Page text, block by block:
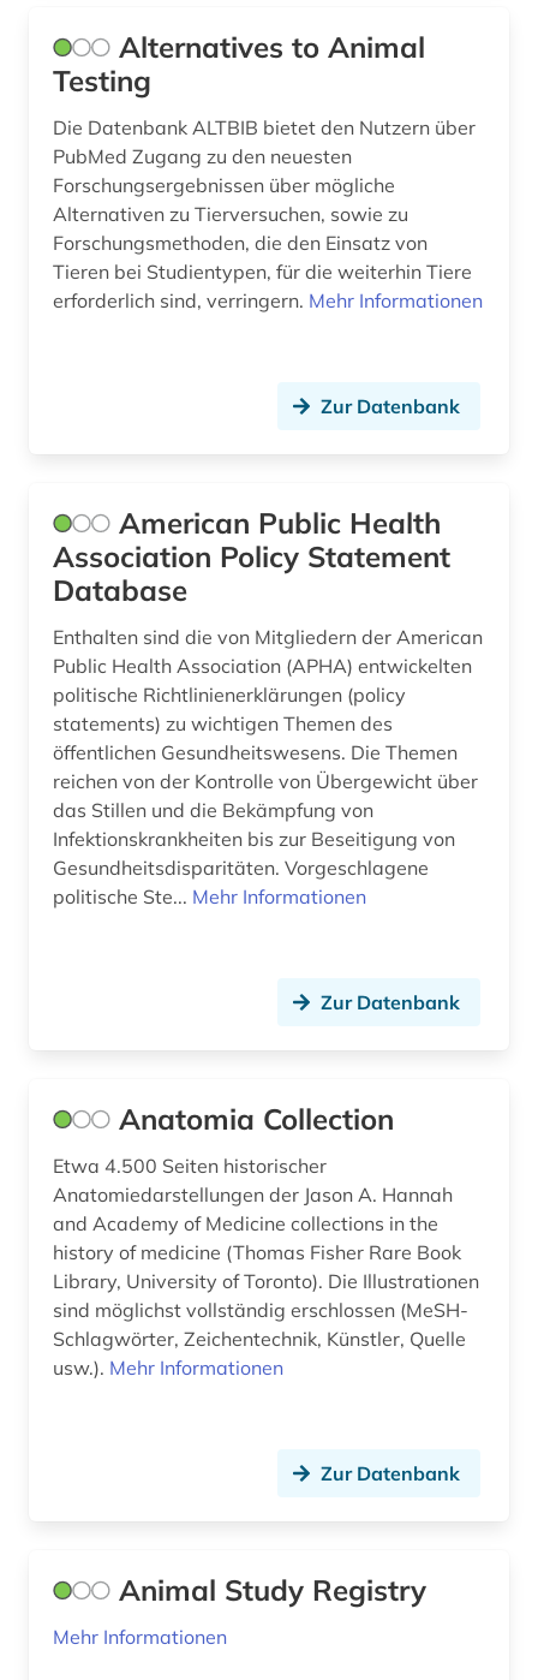
epidemie (1)
epidemiologie (1)
epidemologie (1)
eponym (1)
ernährungswissenschaft (1)
erziehung (1)
eth zürich (1)
europa (3)
europäische union (2)
evaluation (1)
evidence-based medicine (1)
evidenz (1)
evidenz-basierte medizin (10)
experiment (1)
fallsammlung (1)
fda (1)
fertigarzneimittel (1)
finanzwirtschaft (1)
frankreich (1)
Alternatives to Animal
Testing
Die Datenbank ALTBIB bietet den Nutzern über
PubMed Zugang zu den neuesten
Forschungsergebnissen über mögliche
Alternativen zu Tierversuchen, sowie zu
Forschungsmethoden, die den Einsatz von
Tieren bei Studientypen, für die weiterhin Tiere
erforderlich sind, verringern. Mehr Informationen
Zur Datenbank
American Public Health
Association Policy Statement
Database
Enthalten sind die von Mitgliedern der American
Public Health Association (APHA) entwickelten
politische Richtlinienerklärungen (policy
statements) zu wichtigen Themen des
öffentlichen Gesundheitswesens. Die Themen
reichen von der Kontrolle von Übergewicht über
das Stillen und die Bekämpfung von
Infektionskrankheiten bis zur Beseitigung von
Gesundheitsdisparitäten. Vorgeschlagene
politische Ste... Mehr Informationen
Zur Datenbank
Anatomia Collection
Etwa 4.500 Seiten historischer
Anatomiedarstellungen der Jason A. Hannah
and Academy of Medicine collections in the
history of medicine (Thomas Fisher Rare Book
Library, University of Toronto). Die Illustrationen
sind möglichst vollständig erschlossen (MeSH-
Schlagwörter, Zeichentechnik, Künstler, Quelle
usw.). Mehr Informationen
Zur Datenbank
Animal Study Registry
Mehr Informationen